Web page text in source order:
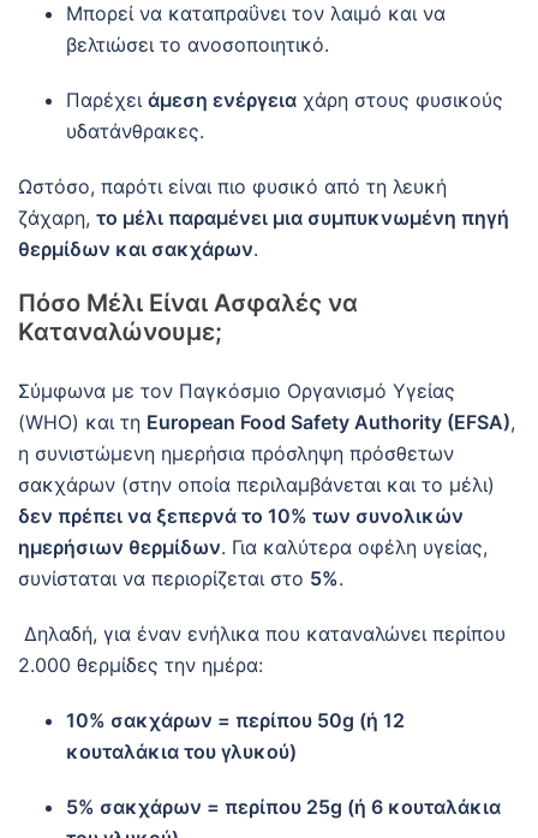
Μπορεί να καταπραΰνει τον λαιμό και να
βελτιώσει το ανοσοποιητικό.
Παρέχει άμεση ενέργεια χάρη στους φυσικούς
υδατάνθρακες.
Ωστόσο, παρότι είναι πιο φυσικό από τη λευκή
ζάχαρη, το μέλι παραμένει μια συμπυκνωμένη πηγή
θερμίδων και σακχάρων.
Πόσο Μέλι Είναι Ασφαλές να
Καταναλώνουμε;
Σύμφωνα με τον Παγκόσμιο Οργανισμό Υγείας
(WHO) και τη European Food Safety Authority (EFSA),
η συνιστώμενη ημερήσια πρόσληψη πρόσθετων
σακχάρων (στην οποία περιλαμβάνεται και το μέλι)
δεν πρέπει να ξεπερνά το 10% των συνολικών
ημερήσιων θερμίδων. Για καλύτερα οφέλη υγείας,
συνίσταται να περιορίζεται στο 5%.
Δηλαδή, για έναν ενήλικα που καταναλώνει περίπου
2.000 θερμίδες την ημέρα:
10% σακχάρων = περίπου 50g (ή 12
κουταλάκια του γλυκού)
5% σακχάρων = περίπου 25g (ή 6 κουταλάκια